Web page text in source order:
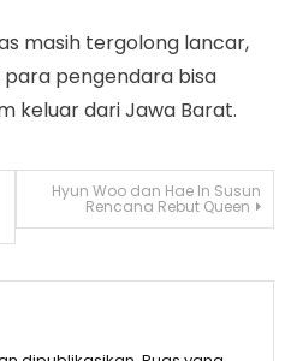
masih tergolong lancar,
pengendara bisa
keluar dari Jawa Barat.
Hyun Woo dan Hae In Susun
Rencana Rebut Queen